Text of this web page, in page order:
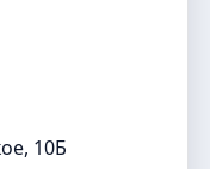
10Б